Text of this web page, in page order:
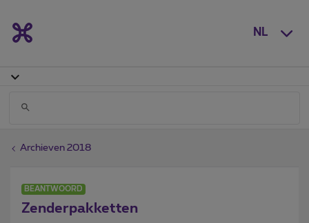
NL
Archieven 2018
BEANTWOORD
Zenderpakketten